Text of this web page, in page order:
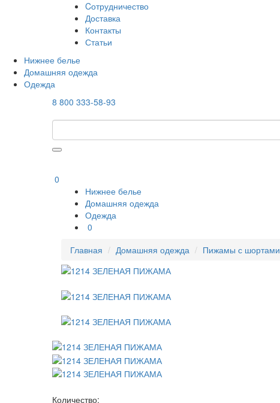
Cотрудничество
Доставка
Контакты
Статьи
Нижнее белье
Домашняя одежда
Одежда
8 800 333-58-93
0
Нижнее белье
Домашняя одежда
Одежда
0
Главная
Домашняя одежда Пижамы с шортами
Количество: